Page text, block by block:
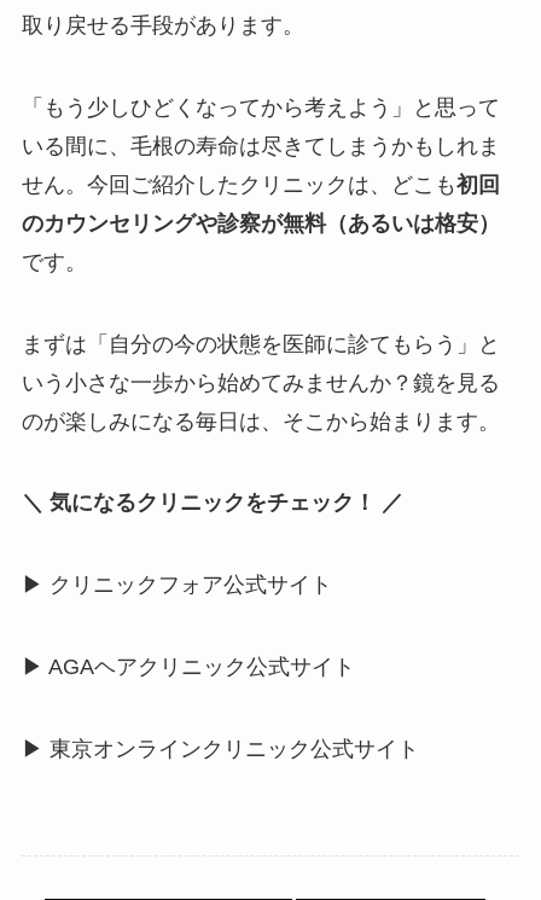
取り戻せる手段があります。
「もう少しひどくなってから考えよう」と思って
いる間に、毛根の寿命は尽きてしまうかもしれま
せん。今回ご紹介したクリニックは、どこも初回
のカウンセリングや診察が無料（あるいは格安）
です。
まずは「自分の今の状態を医師に診てもらう」と
いう小さな一歩から始めてみませんか？鏡を見る
のが楽しみになる毎日は、そこから始まります。
＼ 気になるクリニックをチェック！ ／
▶︎ クリニックフォア公式サイト
▶︎ AGAヘアクリニック公式サイト
▶︎ 東京オンラインクリニック公式サイト